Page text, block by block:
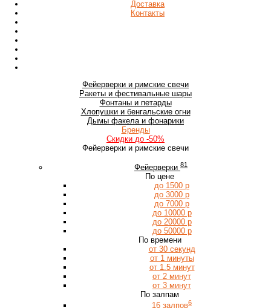
Доставка
Контакты
Фейерверки и римские свечи
Ракеты и фестивальные шары
Фонтаны и петарды
Хлопушки и бенгальские огни
Дымы факела и фонарики
Бренды
Скидки до -50%
Фейерверки и римские свечи
Фейерверки 81
По цене
до 1500 р
до 3000 р
до 7000 р
до 10000 р
до 20000 р
до 50000 р
По времени
от 30 секунд
от 1 минуты
от 1.5 минут
от 2 минут
от 3 минут
По залпам
16 залпов6